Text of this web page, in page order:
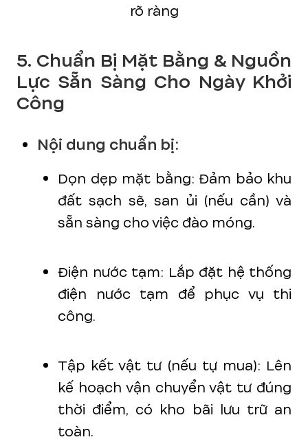
rõ ràng
5. Chuẩn Bị Mặt Bằng & Nguồn
Lực Sẵn Sàng Cho Ngày Khởi
Công
Nội dung chuẩn bị:
Dọn dẹp mặt bằng: Đảm bảo khu
đất sạch sẽ, san ủi (nếu cần) và
sẵn sàng cho việc đào móng.
Điện nước tạm: Lắp đặt hệ thống
điện nước tạm để phục vụ thi
công.
Tập kết vật tư (nếu tự mua): Lên
kế hoạch vận chuyển vật tư đúng
thời điểm, có kho bãi lưu trữ an
toàn.